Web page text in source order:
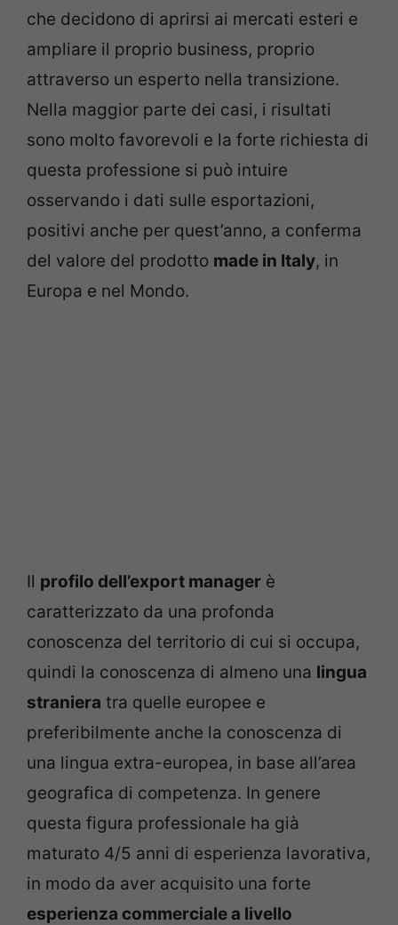
che decidono di aprirsi ai mercati esteri e
ampliare il proprio business, proprio
attraverso un esperto nella transizione.
Nella maggior parte dei casi, i risultati
sono molto favorevoli e la forte richiesta di
questa professione si può intuire
osservando i dati sulle esportazioni,
positivi anche per quest’anno, a conferma
del valore del prodotto made in Italy, in
Europa e nel Mondo.
Il profilo dell’export manager è
caratterizzato da una profonda
conoscenza del territorio di cui si occupa,
quindi la conoscenza di almeno una lingua
straniera tra quelle europee e
preferibilmente anche la conoscenza di
una lingua extra-europea, in base all’area
geografica di competenza. In genere
questa figura professionale ha già
maturato 4/5 anni di esperienza lavorativa,
in modo da aver acquisito una forte
esperienza commerciale a livello